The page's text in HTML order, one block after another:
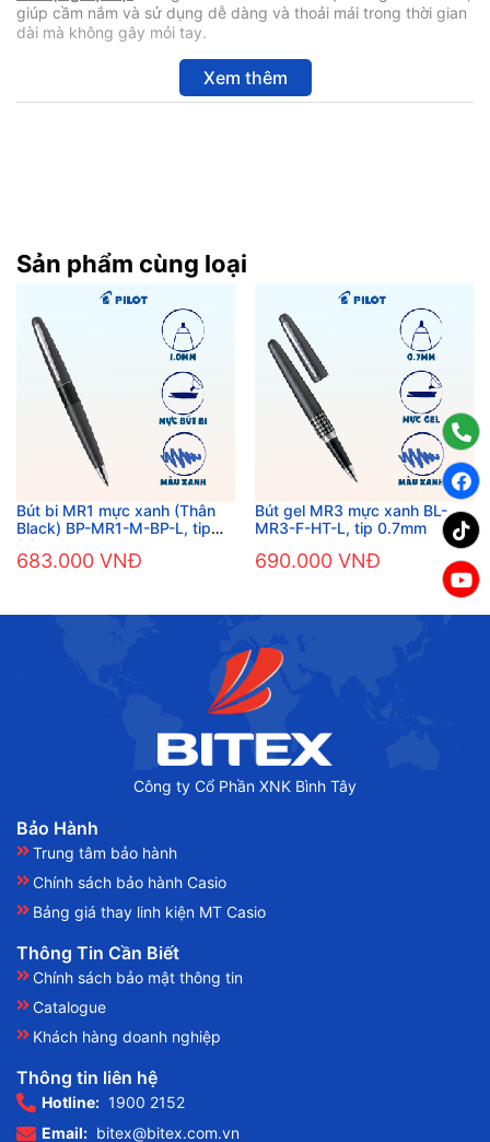
giúp cầm nắm và sử dụng dễ dàng và thoải mái trong thời gian
dài mà không gây mỏi tay.
Xem thêm
Sản phẩm cùng loại
Bút bi MR1 mực xanh (Thân
Black) BP-MR1-M-BP-L, tip
1.0mm
683.000 VNĐ
Bút gel MR3 mực xanh BL-
MR3-F-HT-L, tip 0.7mm
690.000 VNĐ
Công ty Cổ Phần XNK Bình Tây
Bảo Hành
Trung tâm bảo hành
Chính sách bảo hành Casio
Bảng giá thay linh kiện MT Casio
Thông Tin Cần Biết
Chính sách bảo mật thông tin
Catalogue
Khách hàng doanh nghiệp
Thông tin liên hệ
Hotline: 1900 2152
Email: bitex@bitex.com.vn